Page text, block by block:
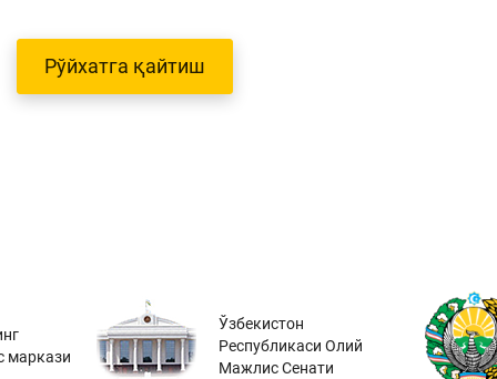
Рўйхатга қайтиш
маркази
Ўзбекистон
Республикаси Олий
Мажлис Сенати